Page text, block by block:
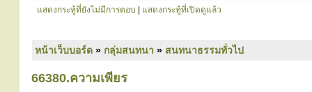
แสดงกระทู้ที่ยังไม่มีการตอบ แสดงกระทู้ที่เปิดดูแล้ว
หน้าเว็บบอร์ด » กลุ่มสนทนา » สนทนาธรรมทั่วไป
66380.ความเพียร